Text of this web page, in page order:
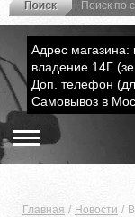
Адрес магазина:
владение 14Г
Доп. телефон
Самовывоз в
Главная Новости